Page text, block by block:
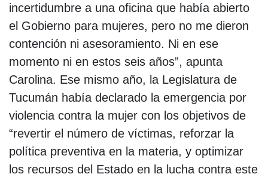
incertidumbre a una oficina que había abierto
el Gobierno para mujeres, pero no me dieron
contención ni asesoramiento. Ni en ese
momento ni en estos seis años”, apunta
Carolina. Ese mismo año, la Legislatura de
Tucumán había declarado la emergencia por
violencia contra la mujer con los objetivos de
“revertir el número de víctimas, reforzar la
política preventiva en la materia, y optimizar
los recursos del Estado en la lucha contra este